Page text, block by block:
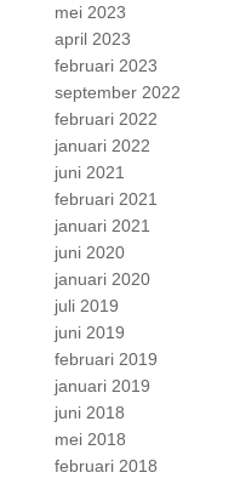
mei 2023
april 2023
februari 2023
september 2022
februari 2022
januari 2022
juni 2021
februari 2021
januari 2021
juni 2020
januari 2020
juli 2019
juni 2019
februari 2019
januari 2019
juni 2018
mei 2018
februari 2018